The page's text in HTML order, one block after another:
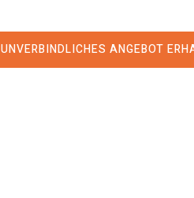
UNVERBINDLICHES ANGEBOT